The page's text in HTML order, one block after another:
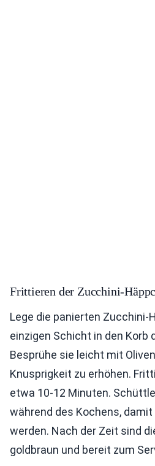
Frittieren der Zucchini-
Lege die panierten Zucchini-
einzigen Schicht in den
Besprühe sie leicht mit
Knusprigkeit zu erhöhen.
etwa 10-12 Minuten.
während des Kochens,
werden. Nach der Zeit sind
goldbraun und bereit zum